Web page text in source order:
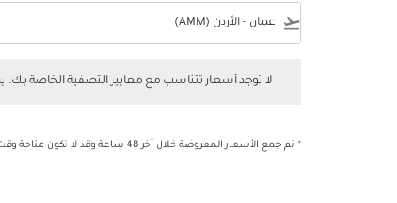
flight_takeoff
لا توجد أسعار تتناسب مع معايير التصفية الخاصة
* تم جمع الأسعار المعروضة خلال آخر 48 ساعة وقد لا تكون متاحة وقت الحجز.